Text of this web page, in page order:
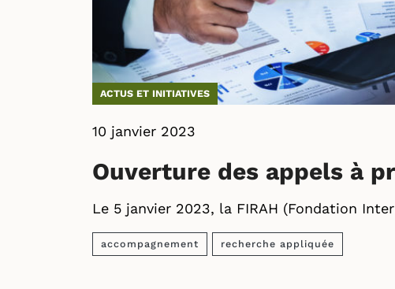
ACTUS ET INITIATIVES
10 janvier 2023
Ouverture des appels à
Le 5 janvier 2023, la FIRAH (Fondation
accompagnement recherche appliquée